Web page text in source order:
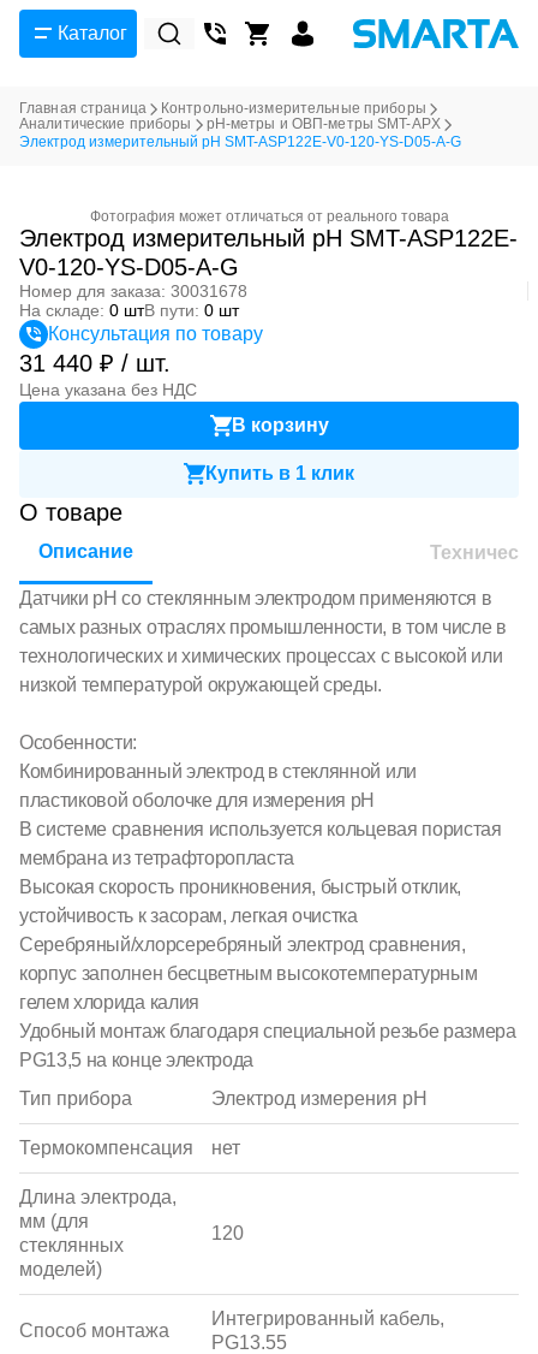
Каталог
Главная страница
Контрольно-измерительные приборы
Аналитические приборы
pH-метры и ОВП-метры SMT-APX
Электрод измерительный pH SMT-ASP122E-V0-120-YS-D05-A-G
Фотография может отличаться от реального товара
Электрод измерительный pH SMT-ASP122E-
V0-120-YS-D05-A-G
Номер для заказа: 30031678
На складе: 0 штВ пути: 0 шт
Консультация по товару
31 440 ₽ / шт.
Цена указана без НДС
В корзину
Купить в 1 клик
О товаре
Описание
Датчики pH со стеклянным электродом применяются в
самых разных отраслях промышленности, в том числе в
технологических и химических процессах с высокой или
низкой температурой окружающей среды.
Особенности:
Комбинированный электрод в стеклянной или
пластиковой оболочке для измерения pH
В системе сравнения используется кольцевая пористая
мембрана из тетрафторопласта
Высокая скорость проникновения, быстрый отклик,
устойчивость к засорам, легкая очистка
Серебряный/хлорсеребряный электрод сравнения,
корпус заполнен бесцветным высокотемпературным
гелем хлорида калия
Удобный монтаж благодаря специальной резьбе размера
PG13,5 на конце электрода
Тип прибора
Электрод измерения pH
Термокомпенсация нет
Длина электрода,
мм (для
стеклянных
моделей)
120
Способ монтажа
Интегрированный кабель,
PG13.55